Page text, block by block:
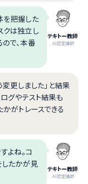
テキトー教師
.AI認定講師
を把握した
クは独立し
ので、本番
更しました」と結果
ログやテスト結果も
かがトレースできる
テキトー教師
.AI認定講師
よね。コ
したかが見